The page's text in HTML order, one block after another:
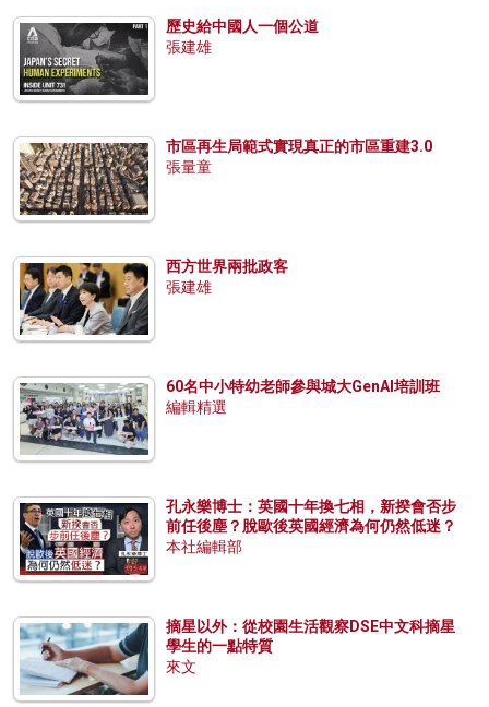
歷史給中國人一個公道
張建雄
市區再生局範式實現真正的市區重建3.0
張量童
西方世界兩批政客
張建雄
60名中小特幼老師參與城大GenAI培訓班
編輯精選
孔永樂博士：英國十年換七相，新揆會否步
前任後塵？脫歐後英國經濟為何仍然低迷？
本社編輯部
摘星以外：從校園生活觀察DSE中文科摘星
學生的一點特質
來文